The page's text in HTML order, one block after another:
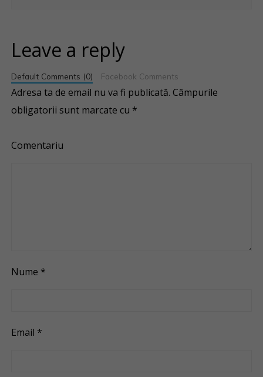
Leave a reply
Default Comments (0) Facebook Comments
Adresa ta de email nu va fi publicată. Câmpurile
obligatorii sunt marcate cu *
Comentariu
Nume *
Email *